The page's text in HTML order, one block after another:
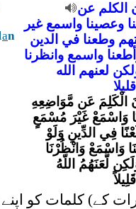
an
الكلم عن
وعصينا واسمع غير
وطعنا في الدين
واسمع وانظرنا
لعنهم
الله
قليلا
الْكَلِمَ عَن مَّوَاضِعِهِ
وَاسْمَعْ غَيْرَ مُسْمَعٍ
فِي الدِّينِ وَلَوْ
وَاسْمَعْ وَانْظُرْنَا
لَّعَنَهُمُ اللّهُ
کے) کلمات کو